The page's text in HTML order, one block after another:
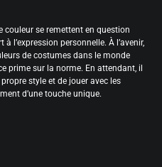
couleur se remettent en question
l’expression personnelle. À l’avenir,
de costumes dans le monde
prime sur la norme. En attendant, il
style et de jouer avec les
d’une touche unique.